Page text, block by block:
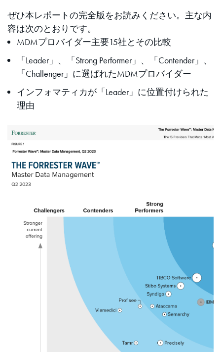
ぜひ本レポートの完全版をお読みください。主な内
容は次のとおりです。
MDMプロバイダー主要15社とその比較
「Leader」、「Strong Performer」、「Contender」、
「Challenger」に選ばれたMDMプロバイダー
インフォマティカが「Leader」に位置付けられた
理由